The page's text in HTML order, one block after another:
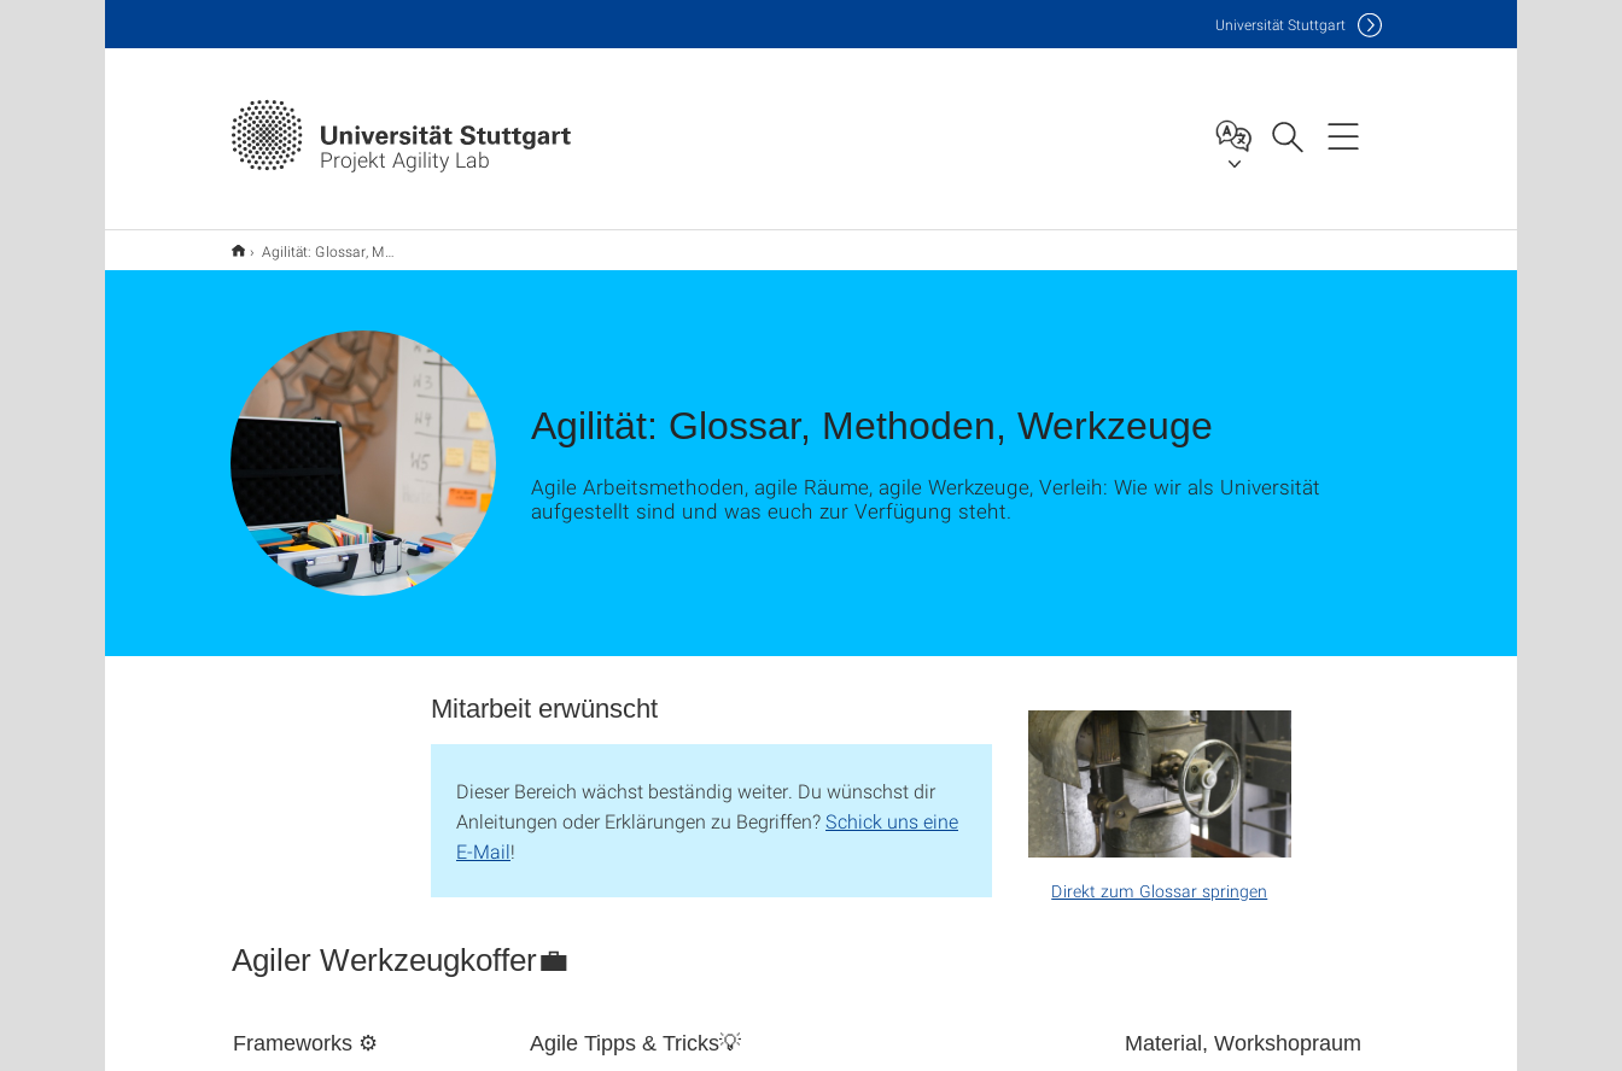
Projekt Agility Lab
Universität Stuttgart
Agilität: Glossar, Methoden, Werkzeuge
Agilität: Glossar, Methoden, Werkzeuge
Agile Arbeitsmethoden, agile Räume, agile Werkzeuge, Verleih: Wie wir als Universität
aufgestellt sind und was euch zur Verfügung steht.
Direkt zum Glossar springen
Mitarbeit erwünscht
Dieser Bereich wächst beständig weiter. Du wünschst dir
Anleitungen oder Erklärungen zu Begriffen?Schick uns eine
E-Mail!
Agiler Werkzeugkoffer💼
Frameworks ⚙️ Agile Tipps & Tricks💡 Material, Workshopraum